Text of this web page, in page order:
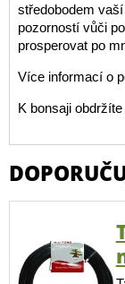
středobodem
pozorností vůči
prosperovat po
Více informací o
K bonsaji